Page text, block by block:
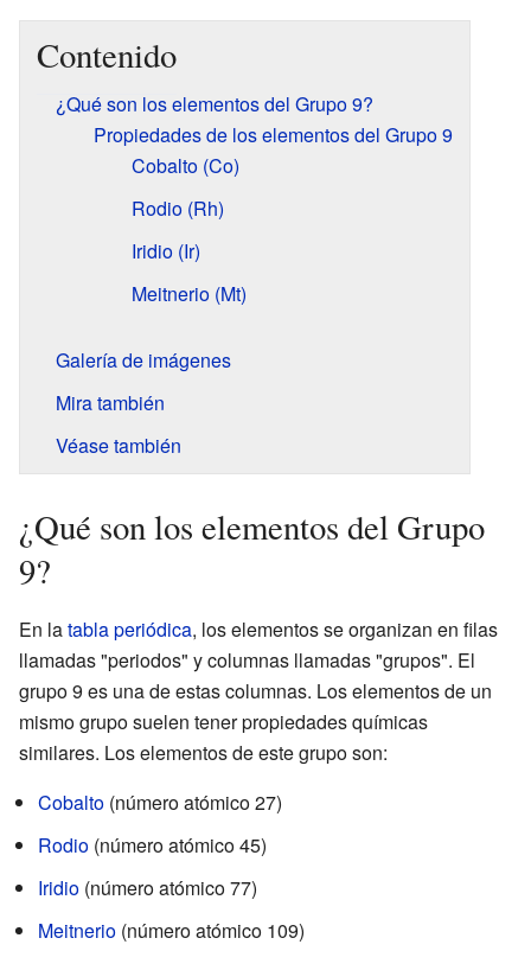
Contenido
¿Qué son los elementos del Grupo 9?
Propiedades de los elementos del Grupo 9
Cobalto (Co)
Rodio (Rh)
Iridio (Ir)
Meitnerio (Mt)
Galería de imágenes
Mira también
Véase también
¿Qué son los elementos del Grupo
9?
En latabla periódica, los elementos se organizan en filas
llamadas "periodos" y columnas llamadas "grupos". El
grupo 9 es una de estas columnas. Los elementos de un
mismo grupo suelen tener propiedades químicas
similares. Los elementos de este grupo son:
Cobalto (número atómico 27)
Rodio (número atómico 45)
Iridio (número atómico 77)
Meitnerio (número atómico 109)